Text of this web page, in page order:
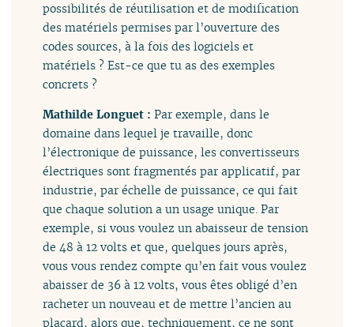
possibilités de réutilisation et de modification
des matériels permises par l’ouverture des
codes sources, à la fois des logiciels et
matériels ? Est-ce que tu as des exemples
concrets ?
Mathilde Longuet :Par exemple, dans le
domaine dans lequel je travaille, donc
l’électronique de puissance, les convertisseurs
électriques sont fragmentés par applicatif, par
industrie, par échelle de puissance, ce qui fait
que chaque solution a un usage unique. Par
exemple, si vous voulez un abaisseur de tension
de 48 à 12 volts et que, quelques jours après,
vous vous rendez compte qu’en fait vous voulez
abaisser de 36 à 12 volts, vous êtes obligé d’en
racheter un nouveau et de mettre l’ancien au
placard, alors que, techniquement, ce ne sont